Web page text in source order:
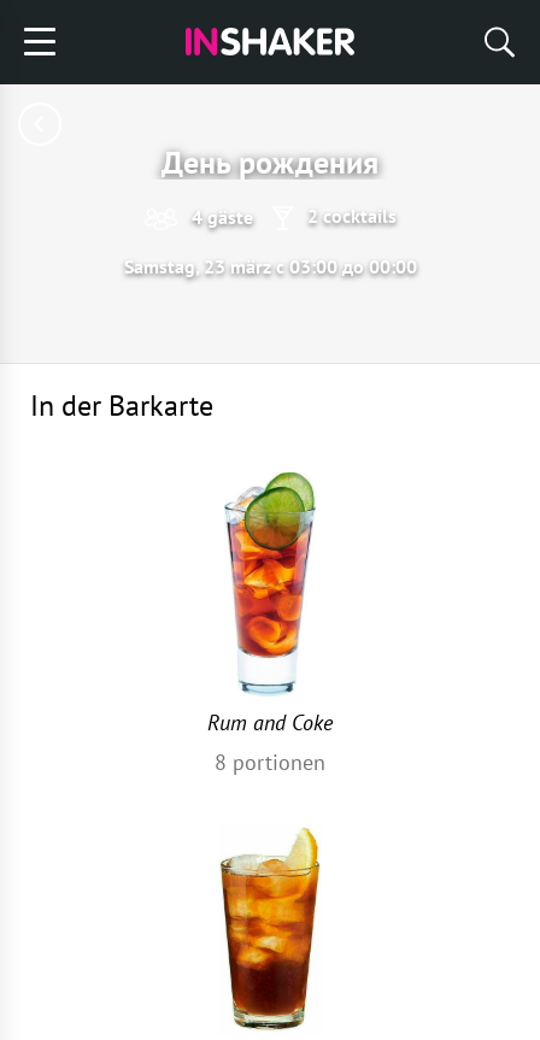
День рождения
4 gäste 2 cocktails
Samstag, 23 märz с 03:00 до 00:00
In der Barkarte
Rum and Coke
8 portionen